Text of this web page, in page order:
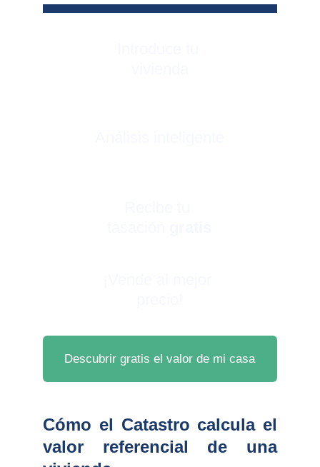
Descubrir gratis el valor de mi casa
Cómo el Catastro calcula el
valor referencial de una